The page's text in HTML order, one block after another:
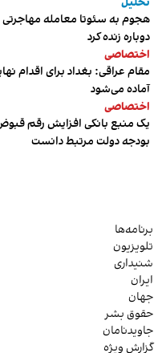
هجوم به سئوتا معامله مهاجرتی
دوباره زنده کرد
اختصاصی
مقام عراقی: بغداد برای اقدام
آماده می‌شود
اختصاصی
یک منبع بانکی افزایش رقم
بودجه دولت مرتبط دانست
برنامه‌ها
تلویزیون
شنیداری
ایران
جهان
حقوق بشر
جاویدنامان
گزارش ویژه